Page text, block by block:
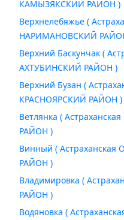
КАМЫЗЯКСКИЙ РАЙОН )
Верхнелебяжье (
НАРИМАНОВСКИЙ
Верхний Баскунчак (
АХТУБИНСКИЙ РАЙОН )
Верхний Бузан (
КРАСНОЯРСКИЙ РАЙОН )
Ветлянка (
РАЙОН )
Винный (
РАЙОН )
Владимировка (
РАЙОН )
Водяновка (